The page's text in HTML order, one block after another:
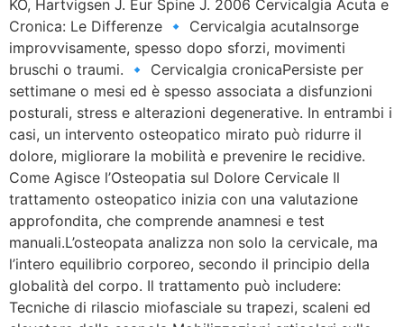
KO, Hartvigsen J. Eur Spine J. 2006 Cervicalgia Acuta e
Cronica: Le Differenze 🔹 Cervicalgia acutaInsorge
improvvisamente, spesso dopo sforzi, movimenti
bruschi o traumi. 🔹 Cervicalgia cronicaPersiste per
settimane o mesi ed è spesso associata a disfunzioni
posturali, stress e alterazioni degenerative. In entrambi i
casi, un intervento osteopatico mirato può ridurre il
dolore, migliorare la mobilità e prevenire le recidive.
Come Agisce l’Osteopatia sul Dolore Cervicale Il
trattamento osteopatico inizia con una valutazione
approfondita, che comprende anamnesi e test
manuali.L’osteopata analizza non solo la cervicale, ma
l’intero equilibrio corporeo, secondo il principio della
globalità del corpo. Il trattamento può includere:
Tecniche di rilascio miofasciale su trapezi, scaleni ed